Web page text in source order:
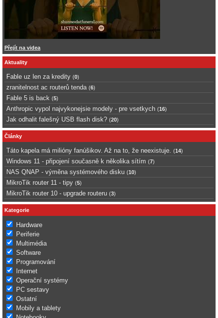
Přejít na videa
Aktuality
Fable uz len za kredity (0)
zranitelnost ac routerů tenda (6)
Fable 5 is back (5)
Anthropic vypol najvykonejsie modely - pre vsetkych (16)
Jak odhalit falešný USB flash disk? (20)
Články
Táto kapela má milióny fanúšikov. Až na to, že neexistuje. (14)
Windows 11 - připojení současně k několika sítím (7)
NAS QNAP - výměna systémového disku (10)
MikroTik router 11 - tipy (5)
MikroTik router 10 - upgrade routeru (3)
Kategorie
Hardware
Periferie
Multimédia
Software
Programování
Internet
Operační systémy
PC sestavy
Ostatní
Mobily a tablety